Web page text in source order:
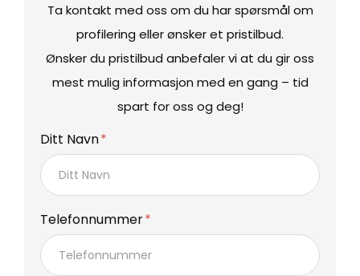
Ta kontakt med oss om du har spørsmål om
profilering eller ønsker et pristilbud.
Ønsker du pristilbud anbefaler vi at du gir oss
mest mulig informasjon med en gang – tid
spart for oss og deg!
Ditt Navn
Telefonnummer